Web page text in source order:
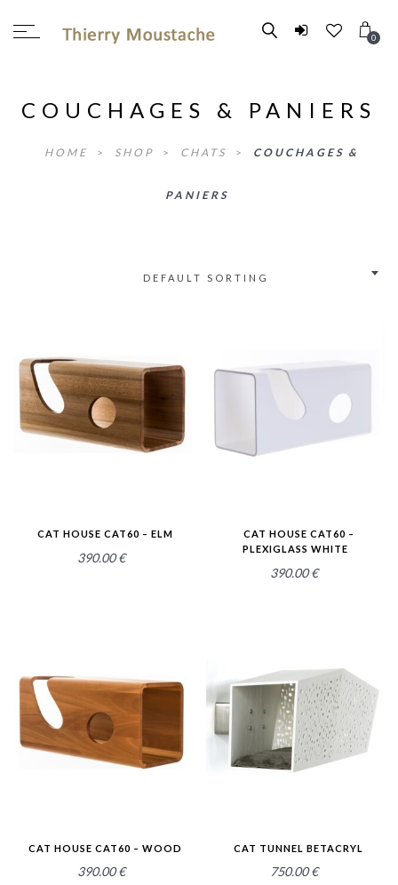
0
COUCHAGES & PANIERS
HOME > SHOP > CHATS > COUCHAGES &
PANIERS
DEFAULT SORTING
2.54
CAT HOUSE CAT60 – ELM
390.00€
CAT HOUSE CAT60 –
PLEXIGLASS WHITE
390.00€
CAT HOUSE CAT60 – WOOD
390.00€
2.53
CAT TUNNEL BETACRYL
750.00€